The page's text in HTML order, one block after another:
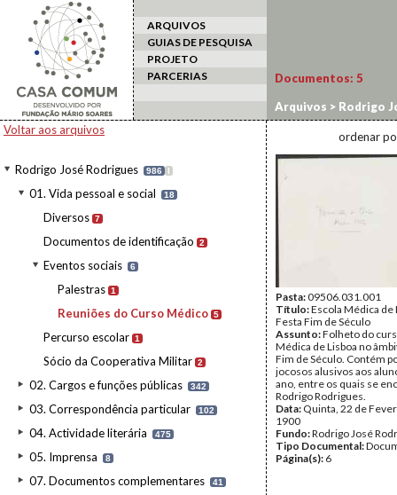
ARQUIVOS
GUIAS DE PESQUISA
PROJETO
PARCERIAS
Voltar aos arquivos
Rodrigo José Rodrigues 986 I
01. Vida pessoal e social 18
Diversos 7
Documentos de identificação 2
Eventos sociais 6
Palestras 1
Reuniões do Curso Médico 5
Percurso escolar 1
Sócio da Cooperativa Militar 2
02. Cargos e funções públicas 342
03. Correspondência particular 102
04. Actividade literária 475
05. Imprensa 8
07. Documentos complementares 41
Documentos: 5
Arquivos > Rodrigo
Médico
ordenar
Pasta:09506.031.001
Título:Escola Médica de
Festa Fim de Século
Assunto:Folheto do
Médica de Lisboa no
Fim de Século. Contém
jocosos alusivos aos
ano, entre os quais se
Rodrigo Rodrigues.
Data: Quinta, 22 de
1900
Fundo:Rodrigo José
Tipo Documental:
Página(s): 6